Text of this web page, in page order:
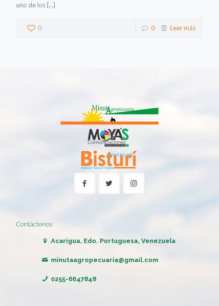
uno de los […]
0 0 Leer más
Contáctenos
Acarigua, Edo. Portuguesa, Venezuela
minutaagropecuaria@gmail.com
0255-6647848